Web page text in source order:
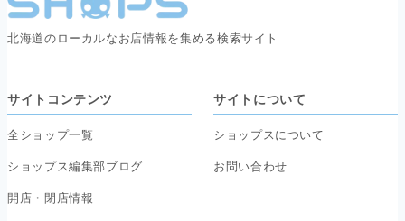
北海道のローカルなお店情報を集める検索サイト
サイトコンテンツ
全ショップ一覧
ショップス編集部ブログ
開店・閉店情報
サイトについて
ショップスについて
お問い合わせ